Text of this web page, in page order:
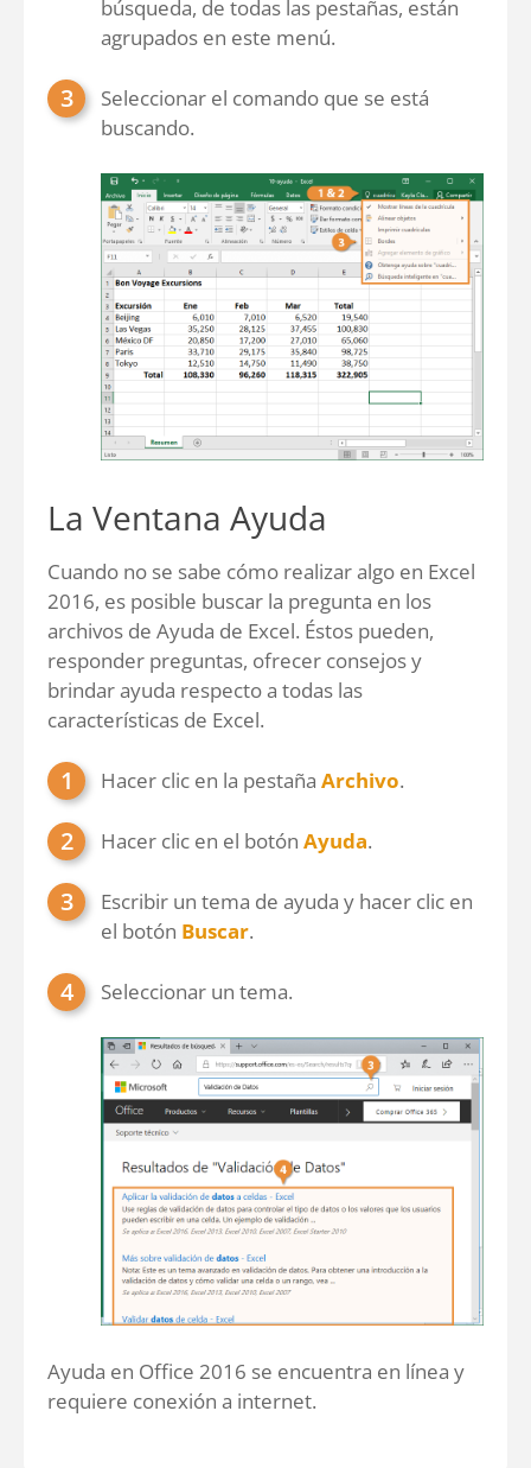
búsqueda, de todas las pestañas, están
agrupados en este menú.
Seleccionar el comando que se está
buscando.
La Ventana Ayuda
Cuando no se sabe cómo realizar algo en Excel
2016, es posible buscar la pregunta en los
archivos de Ayuda de Excel. Éstos pueden,
responder preguntas, ofrecer consejos y
brindar ayuda respecto a todas las
características de Excel.
Hacer clic en la pestaña Archivo.
Hacer clic en el botón Ayuda.
Escribir un tema de ayuda y hacer clic en
el botón Buscar.
Seleccionar un tema.
Ayuda en Office 2016 se encuentra en línea y
requiere conexión a internet.